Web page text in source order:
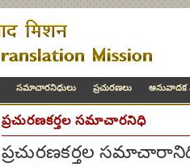
సమాచారనిధులు ప్రచురణలు అనువాదక
ప్రచురణకర్తల సమాచారనిధి
ప్రచురణకర్తల